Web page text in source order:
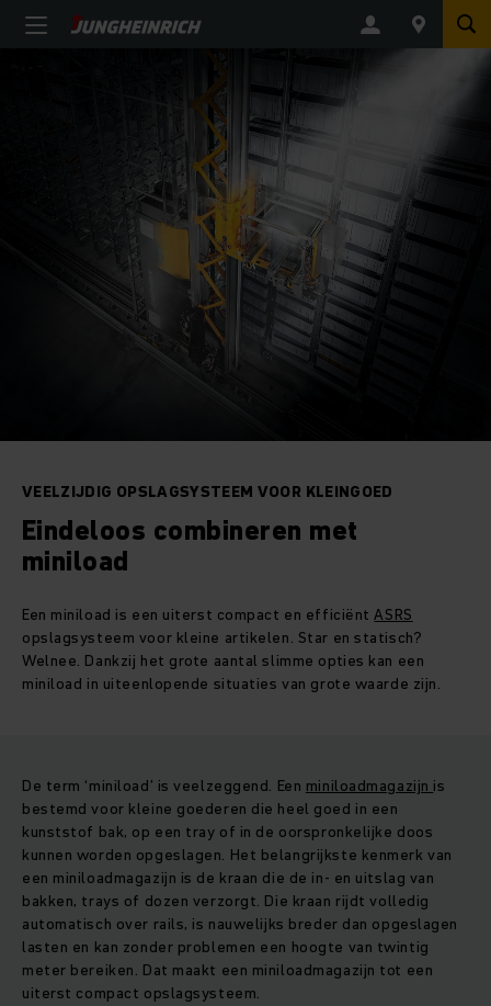
VEELZIJDIG OPSLAGSYSTEEM VOOR KLEINGOED
Eindeloos combineren met
miniload
Een miniload is een uiterst compact en efficiëntASRS
opslagsysteem voor kleine artikelen. Star en statisch?
Welnee. Dankzij het grote aantal slimme opties kan een
miniload in uiteenlopende situaties van grote waarde zijn.
De term ‘miniload’ is veelzeggend. Een miniloadmagazijn is
bestemd voor kleine goederen die heel goed in een
kunststof bak, op een tray of in de oorspronkelijke doos
kunnen worden opgeslagen. Het belangrijkste kenmerk van
een miniloadmagazijn is de kraan die de in- en uitslag van
bakken, trays of dozen verzorgt. Die kraan rijdt volledig
automatisch over rails, is nauwelijks breder dan opgeslagen
lasten en kan zonder problemen een hoogte van twintig
meter bereiken. Dat maakt een miniloadmagazijn tot een
uiterst compact opslagsysteem.